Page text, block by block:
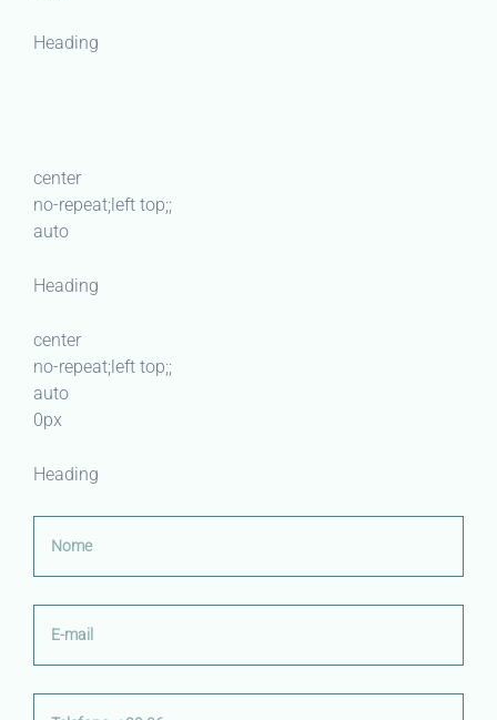
Heading
center
no-repeat;left top;;
auto
Heading
center
no-repeat;left top;;
auto
0px
Heading